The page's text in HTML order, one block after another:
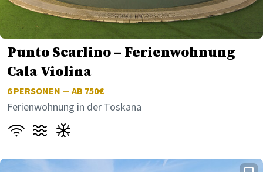
Punto Scarlino – Ferienwohnung
Cala Violina
6PERSONEN — AB 750€
Ferienwohnung in der Toskana